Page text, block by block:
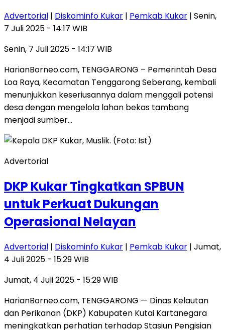
Advertorial | Diskominfo Kukar | Pemkab Kukar | Senin,
7 Juli 2025 - 14:17 WIB
Senin, 7 Juli 2025 - 14:17 WIB
HarianBorneo.com, TENGGARONG – Pemerintah Desa
Loa Raya, Kecamatan Tenggarong Seberang, kembali
menunjukkan keseriusannya dalam menggali potensi
desa dengan mengelola lahan bekas tambang
menjadi sumber…
Advertorial
DKP Kukar Tingkatkan SPBUN
untuk Perkuat Dukungan
Operasional Nelayan
Advertorial | Diskominfo Kukar | Pemkab Kukar | Jumat,
4 Juli 2025 - 15:29 WIB
Jumat, 4 Juli 2025 - 15:29 WIB
HarianBorneo.com, TENGGARONG — Dinas Kelautan
dan Perikanan (DKP) Kabupaten Kutai Kartanegara
meningkatkan perhatian terhadap Stasiun Pengisian